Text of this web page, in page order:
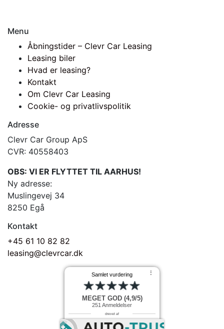
Menu
Åbningstider – Clevr Car Leasing
Leasing biler
Hvad er leasing?
Kontakt
Om Clevr Car Leasing
Cookie- og privatlivspolitik
Adresse
Clevr Car Group ApS
CVR: 40558403
OBS: VI ER FLYTTET TIL AARHUS!
Ny adresse:
Muslingevej 34
8250 Egå
Kontakt
+45 61 10 82 82
leasing@clevrcar.dk
Samlet vurdering ⠇
MEGET GOD (4,9/5)
251 Anmeldelser
drevet af